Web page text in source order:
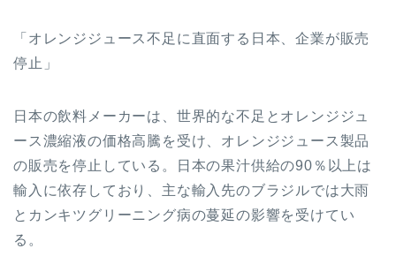
「オレンジジュース不足に直面する日本、企業が販売
停止」
日本の飲料メーカーは、世界的な不足とオレンジジュ
ース濃縮液の価格高騰を受け、オレンジジュース製品
の販売を停止している。日本の果汁供給の90％以上は
輸入に依存しており、主な輸入先のブラジルでは大雨
とカンキツグリーニング病の蔓延の影響を受けてい
る。